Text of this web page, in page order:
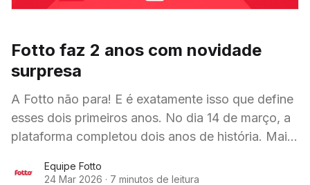
Fotto faz 2 anos com novidade
surpresa
A Fotto não para! E é exatamente isso que define
esses dois primeiros anos. No dia 14 de março, a
plataforma completou dois anos de história. Mais
Equipe Fotto
24 Mar 2026 · 7 minutos de leitura